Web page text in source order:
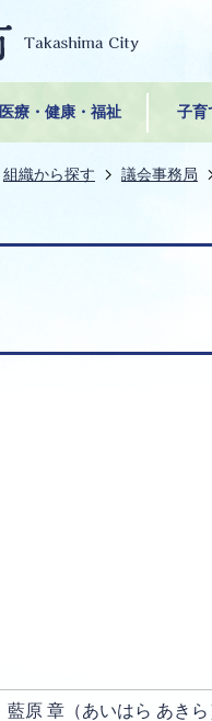
医療・健康・福祉 子育
組織から探す 議会事務局
藍原 章（あいはら あきら